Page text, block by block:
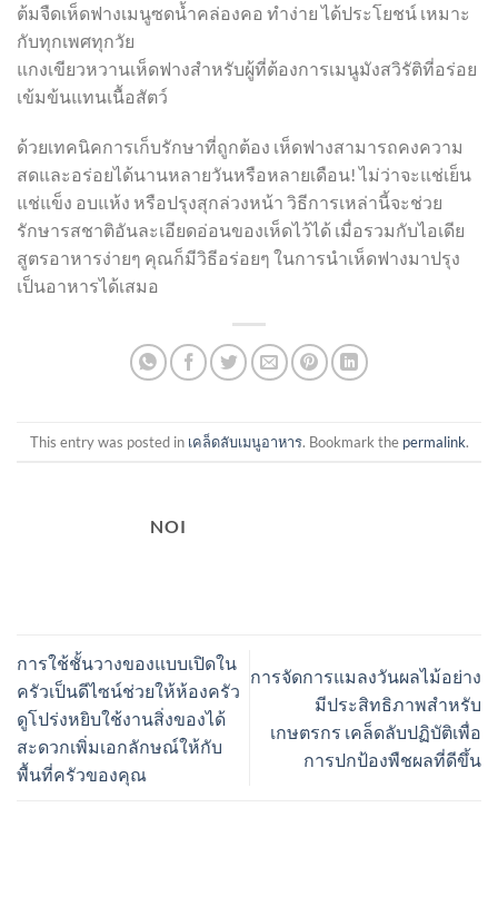
ต้มจืดเห็ดฟางเมนูซดน้ำคล่องคอ ทำง่าย ได้ประโยชน์ เหมาะ
กับทุกเพศทุกวัย
แกงเขียวหวานเห็ดฟางสำหรับผู้ที่ต้องการเมนูมังสวิรัติที่อร่อย
เข้มข้นแทนเนื้อสัตว์
ด้วยเทคนิคการเก็บรักษาที่ถูกต้อง เห็ดฟางสามารถคงความ
สดและอร่อยได้นานหลายวันหรือหลายเดือน! ไม่ว่าจะแช่เย็น
แช่แข็ง อบแห้ง หรือปรุงสุกล่วงหน้า วิธีการเหล่านี้จะช่วย
รักษารสชาติอันละเอียดอ่อนของเห็ดไว้ได้ เมื่อรวมกับไอเดีย
สูตรอาหารง่ายๆ คุณก็มีวิธีอร่อยๆ ในการนำเห็ดฟางมาปรุง
เป็นอาหารได้เสมอ
This entry was posted in เคล็ดลับเมนูอาหาร. Bookmark the permalink.
NOI
การใช้ชั้นวางของแบบเปิดใน
ครัวเป็นดีไซน์ช่วยให้ห้องครัว
ดูโปร่งหยิบใช้งานสิ่งของได้
สะดวกเพิ่มเอกลักษณ์ให้กับ
พื้นที่ครัวของคุณ
การจัดการแมลงวันผลไม้อย่าง
มีประสิทธิภาพสำหรับ
เกษตรกร เคล็ดลับปฏิบัติเพื่อ
การปกป้องพืชผลที่ดีขึ้น